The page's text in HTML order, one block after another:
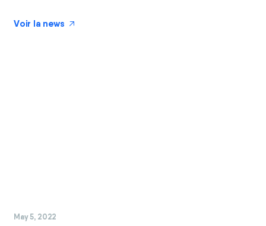
Voir la news ↗
#chantier
May 5, 2022